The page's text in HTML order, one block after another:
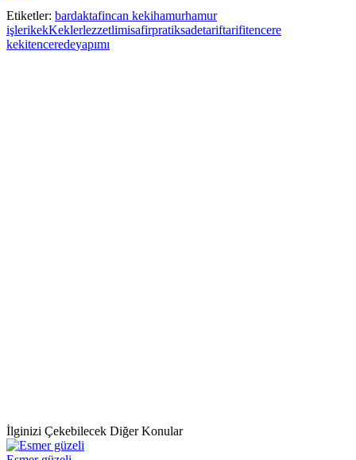
Paylaş
Etiketler: bardaktafincan kekihamurhamur
işlerikekKeklerlezzetlimisafirpratiksadetariftarifitencere
kekitenceredeyapımı
İlginizi Çekebilecek Diğer Konular